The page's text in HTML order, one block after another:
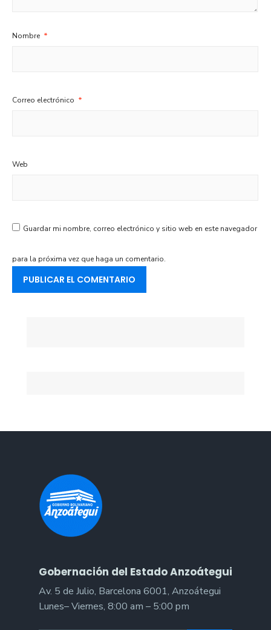
Nombre *
Correo electrónico *
Web
Guardar mi nombre, correo electrónico y sitio web en este navegador
para la próxima vez que haga un comentario.
Gobernación del Estado Anzoátegui
Av. 5 de Julio, Barcelona 6001, Anzoátegui
Lunes– Viernes, 8:00 am – 5:00 pm